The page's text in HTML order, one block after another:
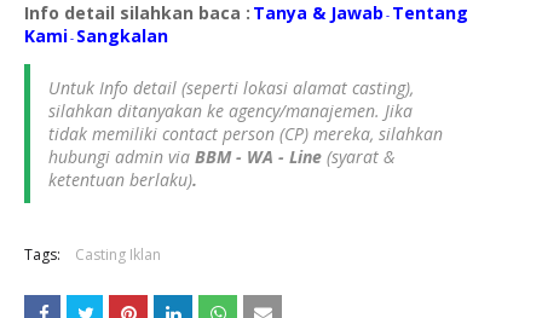
Info detail silahkan baca : Tanya & Jawab - Tentang
Kami - Sangkalan
Untuk Info detail (seperti lokasi alamat casting),
silahkan ditanyakan ke agency/manajemen. Jika
tidak memiliki contact person (CP) mereka, silahkan
hubungi admin via BBM - WA - Line (syarat &
ketentuan berlaku).
Tags: Casting Iklan